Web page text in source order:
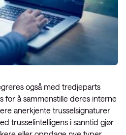
også med tredjeparts
for å sammenstille deres interne
anerkjente trusselsignaturer
trusselintelligens i sanntid gjør